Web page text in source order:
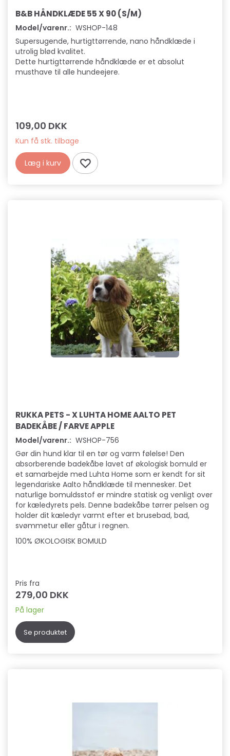
B&B HÅNDKLÆDE 55 X 90 (S/M)
Model/varenr.: WSHOP-148
Supersugende, hurtigttørrende, nano håndklæde i
utrolig blød kvalitet.
Dette hurtigttørrende håndklæde er et absolut
musthave til alle hundeejere.
109,00 DKK
Kun få stk. tilbage
Læg i kurv
RUKKA PETS - X LUHTA HOME AALTO PET
BADEKÅBE / FARVE APPLE
Model/varenr.: WSHOP-756
Gør din hund klar til en tør og varm følelse! Den
absorberende badekåbe lavet af økologisk bomuld er
et samarbejde med Luhta Home som er kendt for sit
legendariske Aalto håndklæde til mennesker. Det
naturlige bomuldsstof er mindre statisk og venligt over
for kæledyrets pels. Denne badekåbe tørrer pelsen og
holder dit kæledyr varmt efter et brusebad, bad,
svømmetur eller gåtur i regnen.
100% ØKOLOGISK BOMULD
Pris fra
279,00 DKK
På lager
Se produktet